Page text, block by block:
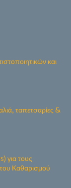
και
ταπετσαρίες &
για τους
Καθαρισμού